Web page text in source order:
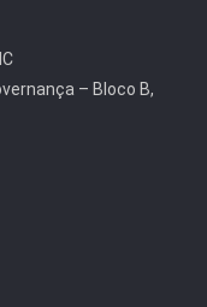
– Bloco B,